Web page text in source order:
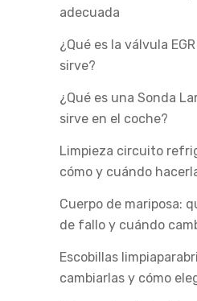
adecuada
¿Qué es la válvula
sirve?
¿Qué es una Sonda
sirve en el coche?
Limpieza circuito
cómo y cuándo
Cuerpo de mariposa:
de fallo y cuándo
Escobillas
cambiarlas y cómo